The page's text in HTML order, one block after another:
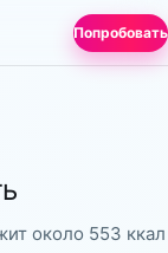
Попробовать
около 553 ккал